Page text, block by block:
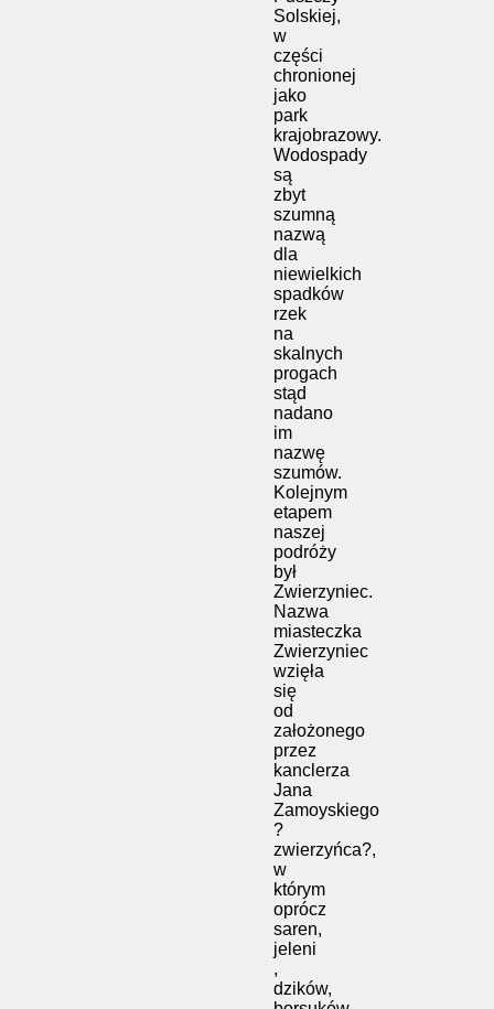
Solskiej,
w
części
chronionej
jako
park
krajobrazowy.
Wodospady
są
zbyt
szumną
nazwą
dla
niewielkich
spadków
rzek
na
skalnych
progach
stąd
nadano
im
nazwę
szumów.
Kolejnym
etapem
naszej
podróży
był
Zwierzyniec.
Nazwa
miasteczka
Zwierzyniec
wzięła
się
od
założonego
przez
kanclerza
Jana
Zamoyskiego
?
zwierzyńca?,
w
którym
oprócz
saren,
jeleni
,
dzików,